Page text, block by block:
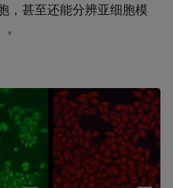
，甚至还能分辨亚细胞模